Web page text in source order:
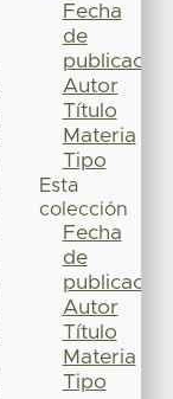
Fecha
de
publicación
Autor
Título
Materia
Tipo
Esta
colección
Fecha
de
publicación
Autor
Título
Materia
Tipo